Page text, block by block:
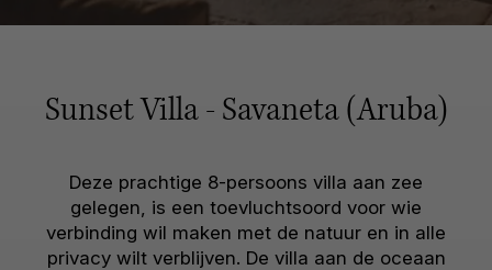
Sunset Villa - Savaneta (Aruba)
Deze prachtige 8-persoons villa aan zee
gelegen, is een toevluchtsoord voor wie
verbinding wil maken met de natuur en in alle
privacy wilt verblijven. De villa aan de oceaan